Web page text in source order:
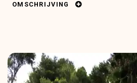
OMSCHRIJVING